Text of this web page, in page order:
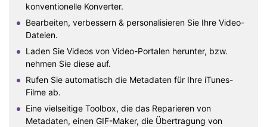
konventionelle Konverter.
Bearbeiten, verbessern & personalisieren Sie Ihre Video-
Dateien.
Laden Sie Videos von Video-Portalen herunter, bzw.
nehmen Sie diese auf.
Rufen Sie automatisch die Metadaten für Ihre iTunes-
Filme ab.
Eine vielseitige Toolbox, die das Reparieren von
Metadaten, einen GIF-Maker, die Übertragung von